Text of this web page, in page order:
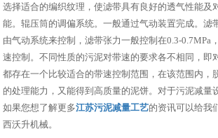
选择适合的编织纹理，使滤带具有良好的透气性能及
能。辊压筒的调偏系统。一般通过气动装置完成。滤
由气动系统来控制，滤带张力一般控制在0.3-0.7MPa
速控制。不同性质的污泥对带速的要求各不相同，即
都存在一个比较适合的带速控制范围，在该范围内，
的处理能力，又能得到高质量的泥饼。对于污泥减量
如果您想了解更多江苏污泥减量工艺的资讯可以给我
西沃升机械。